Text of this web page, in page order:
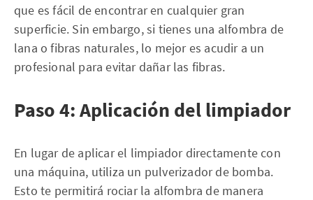
que es fácil de encontrar en cualquier gran
superficie. Sin embargo, si tienes una alfombra de
lana o fibras naturales, lo mejor es acudir a un
profesional para evitar dañar las fibras.
Paso 4: Aplicación del limpiador
En lugar de aplicar el limpiador directamente con
una máquina, utiliza un pulverizador de bomba.
Esto te permitirá rociar la alfombra de manera